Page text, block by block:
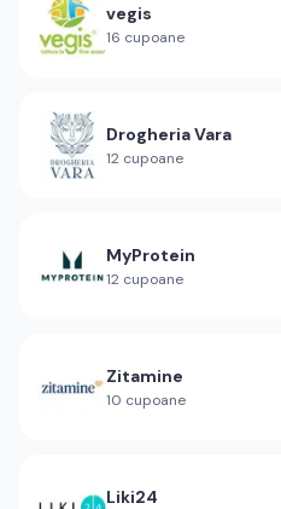
vegis
16 cupoane
Drogheria Vara
12 cupoane
MyProtein
12 cupoane
Zitamine
10 cupoane
Liki24